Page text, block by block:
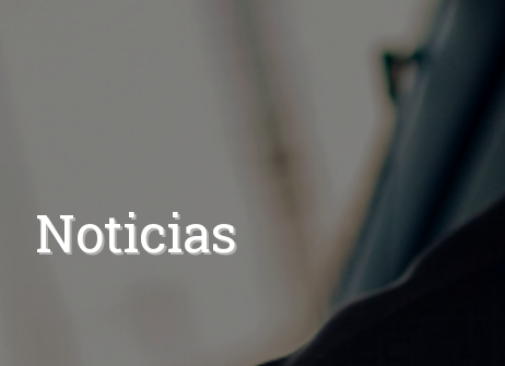
Noticias